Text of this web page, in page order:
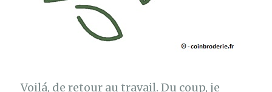
Voilá, de retour au travail. Du coup, je